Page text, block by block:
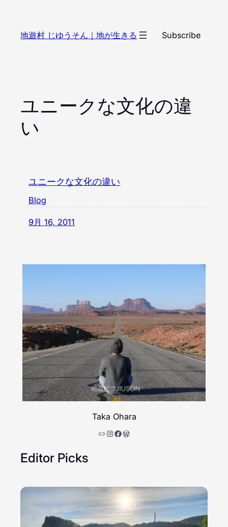
地遊村 じゆうそん｜地が生きる Subscribe
ユニークな文化の違
い
ユニークな文化の違い
Blog
9月 16, 2011
Taka Ohara
リンク Instagram Facebook WordPress
Editor Picks